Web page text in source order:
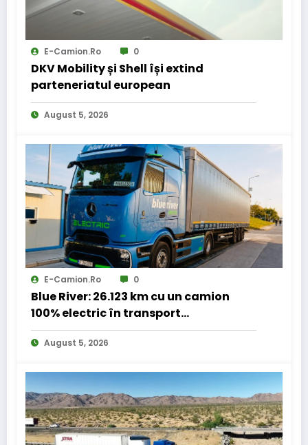
E-Camion.ro 0
DKV Mobility și Shell își extind
parteneriatul european
August 5, 2026
E-Camion.ro 0
Blue River: 26.123 km cu un camion
100% electric în transport
internațional
August 5, 2026